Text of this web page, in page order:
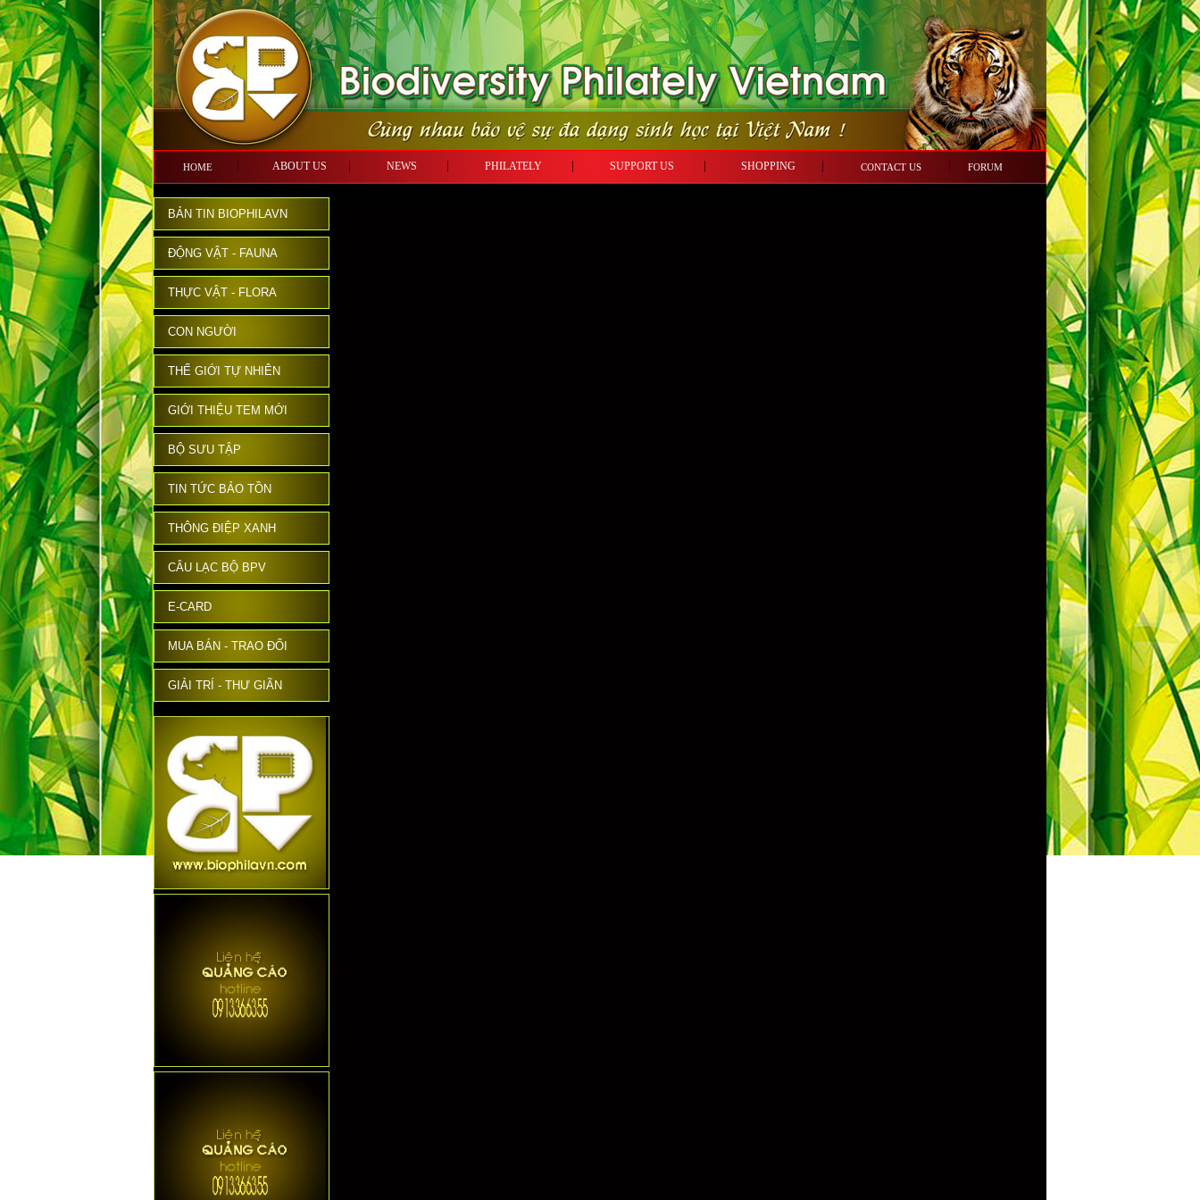
HOME ABOUT US NEWS PHILATELY SUPPORT US SHOPPING CONTACT US FORUM
BẢN TIN BIOPHILAVN
ĐỘNG VẬT - FAUNA
THỰC VẬT - FLORA
CON NGƯỜI
THẾ GIỚI TỰ NHIÊN
GIỚI THIỆU TEM MỚI
BỘ SƯU TẬP
TIN TỨC BẢO TỒN
THÔNG ĐIỆP XANH
CÂU LẠC BỘ BPV
E-CARD
MUA BÁN - TRAO ĐỔI
GIẢI TRÍ - THƯ GIÃN